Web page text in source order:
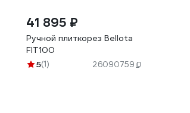
41 895 ₽
Ручной плиткорез Bellota
FIT100
5(1) 26090759